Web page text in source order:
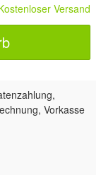
Versand
Vorkasse